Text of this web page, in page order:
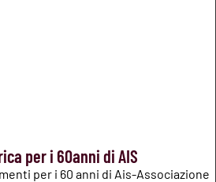
per i 60anni di AIS
per i 60 anni di Ais-Associazione